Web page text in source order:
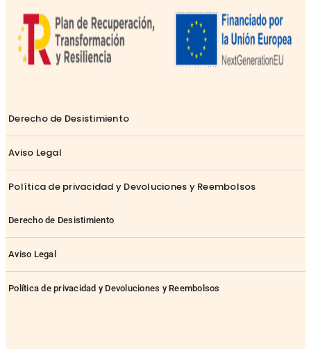
Derecho de Desistimiento
Aviso Legal
Política de privacidad y Devoluciones y Reembolsos
Derecho de Desistimiento
Aviso Legal
Política de privacidad y Devoluciones y Reembolsos